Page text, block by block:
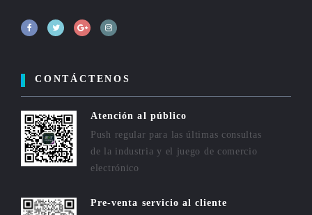
CONTÁCTENOS
Atención al público
Push regular para las últimas consultas
de la industria y el juego de comercio
electrónico
Pre-venta servicio al cliente